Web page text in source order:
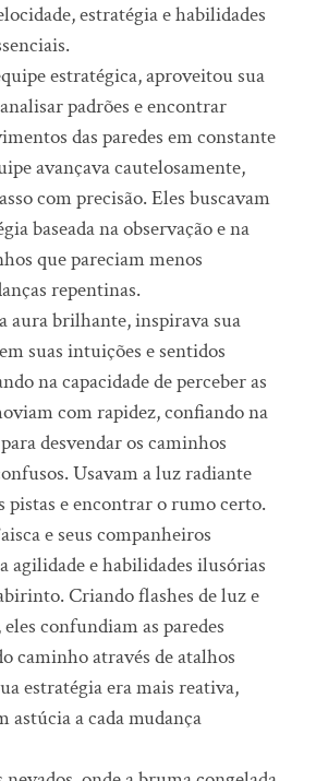
estratégia e habilidades
estratégica, aproveitou sua
padrões e encontrar
das paredes em constante
avançava cautelosamente,
com precisão. Eles buscavam
baseada na observação e na
que pareciam menos
repentinas.
aura brilhante, inspirava sua
suas intuições e sentidos
na capacidade de perceber as
com rapidez, confiando na
desvendar os caminhos
Usavam a luz radiante
pistas e encontrar o rumo certo.
e seus companheiros
agilidade e habilidades ilusórias
Criando flashes de luz e
confundiam as paredes
caminho através de atalhos
estratégia era mais reativa,
astúcia a cada mudança